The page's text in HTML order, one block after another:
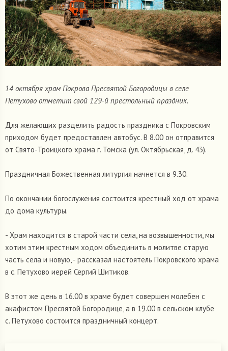
14 октября храм Покрова Пресвятой Богородицы в селе
Петухово отметит свой 129-й престольный праздник.
Для желающих разделить радость праздника с Покровским
приходом будет предоставлен автобус. В 8.00 он отправится
от Свято-Троицкого храма г. Томска (ул. Октябрьская, д. 43).
Праздничная Божественная литургия начнется в 9.30.
По окончании богослужения состоится крестный ход от храма
до дома культуры.
- Храм находится в старой части села, на возвышенности, мы
хотим этим крестным ходом объединить в молитве старую
часть села и новую, - рассказал настоятель Покровского храма
в с. Петухово иерей Сергий Шитиков.
В этот же день в 16.00 в храме будет совершен молебен с
акафистом Пресвятой Богородице, а в 19.00 в сельском клубе
с. Петухово состоится праздничный концерт.